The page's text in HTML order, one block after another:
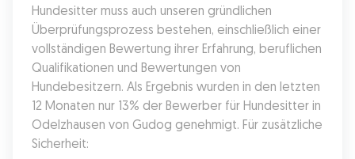
Hundesitter muss auch unseren gründlichen
Überprüfungsprozess bestehen, einschließlich einer
vollständigen Bewertung ihrer Erfahrung, beruflichen
Qualifikationen und Bewertungen von
Hundebesitzern. Als Ergebnis wurden in den letzten
12 Monaten nur 13% der Bewerber für Hundesitter in
Odelzhausen von Gudog genehmigt. Für zusätzliche
Sicherheit: